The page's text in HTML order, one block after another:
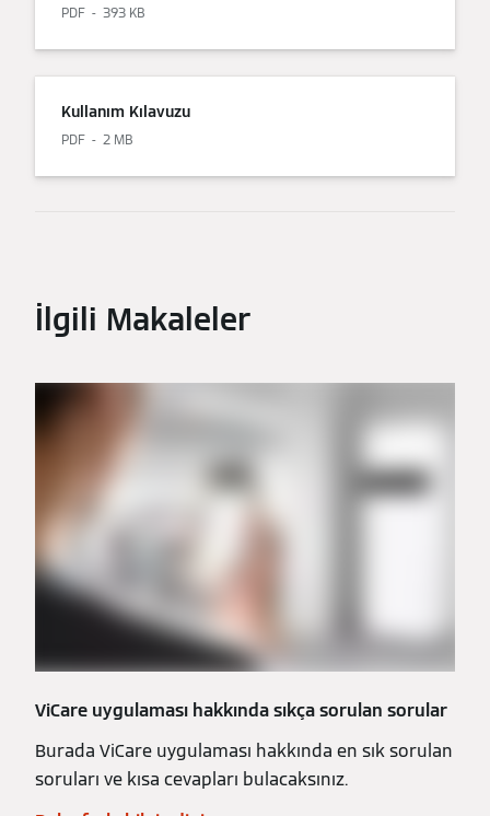
PDF 393 KB
Kullanım Kılavuzu
PDF 2 MB
İlgili Makaleler
ViCare uygulaması hakkında sıkça sorulan sorular
Burada ViCare uygulaması hakkında en sık sorulan
soruları ve kısa cevapları bulacaksınız.